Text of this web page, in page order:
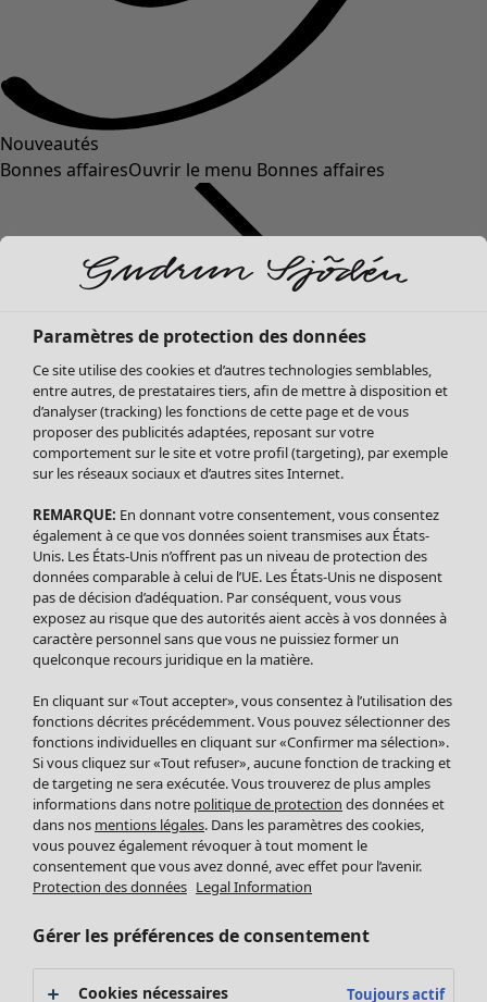
Nouveautés
Bonnes affairesOuvrir le menu Bonnes affaires
Soldes Vêtements
Tous les vêtements
Robes
Tuniques
Blouses
Tops
Gilets
Pantalon
Jupes
Leggings et collants
Accessoires
Chaussures
Vêtements de bain
Basics
Soldes Mobilier
Bonnes affaires déco
Décoration
Textiles
Tapis
Éponge
Paramètres de protection des données
Ce site utilise des cookies et d’autres technologies semblables,
entre autres, de prestataires tiers, afin de mettre à disposition et
d’analyser (tracking) les fonctions de cette page et de vous
proposer des publicités adaptées, reposant sur votre
comportement sur le site et votre profil (targeting), par exemple
sur les réseaux sociaux et d’autres sites Internet.
REMARQUE: En donnant votre consentement, vous consentez
également à ce que vos données soient transmises aux États-
Unis. Les États-Unis n’offrent pas un niveau de protection des
données comparable à celui de l’UE. Les États-Unis ne disposent
pas de décision d’adéquation. Par conséquent, vous vous
exposez au risque que des autorités aient accès à vos données à
caractère personnel sans que vous ne puissiez former un
quelconque recours juridique en la matière.
En cliquant sur «Tout accepter», vous consentez à l’utilisation des
fonctions décrites précédemment. Vous pouvez sélectionner des
fonctions individuelles en cliquant sur «Confirmer ma sélection».
Si vous cliquez sur «Tout refuser», aucune fonction de tracking et
de targeting ne sera exécutée. Vous trouverez de plus amples
informations dans notre politique de protection des données et
dans nos mentions légales. Dans les paramètres des cookies,
vous pouvez également révoquer à tout moment le
consentement que vous avez donné, avec effet pour l’avenir.
Protection des données Legal Information
Gérer les préférences de consentement
Cookies nécessaires Toujours actif